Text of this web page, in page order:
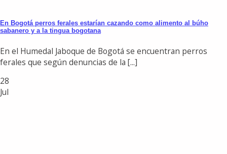
En Bogotá perros ferales estarían cazando como alimento al búho
sabanero y a la tingua bogotana
En el Humedal Jaboque de Bogotá se encuentran perros
ferales que según denuncias de la [...]
28
Jul